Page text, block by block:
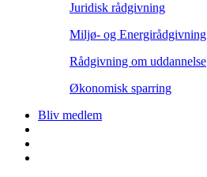
Juridisk rådgivning
Miljø- og Energirådgivning
Rådgivning om uddannelse
Økonomisk sparring
Bliv medlem